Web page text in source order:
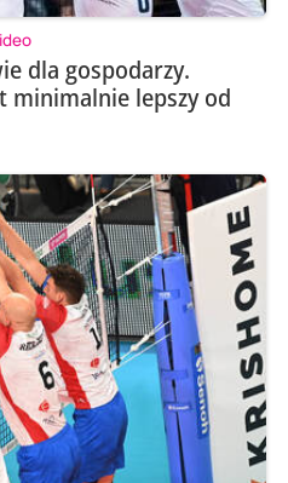
dla gospodarzy.
minimalnie lepszy od